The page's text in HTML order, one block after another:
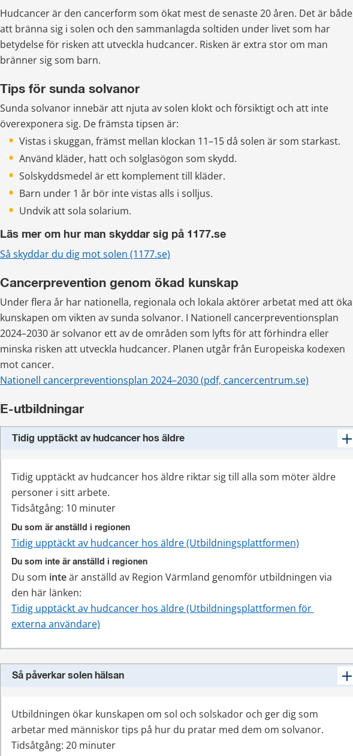
Hudcancer är den cancerform som ökat mest de senaste 20 åren. Det är både
att bränna sig i solen och den sammanlagda soltiden under livet som har
betydelse för risken att utveckla hudcancer. Risken är extra stor om man
bränner sig som barn.
Tips för sunda solvanor
Sunda solvanor innebär att njuta av solen klokt och försiktigt och att inte
överexponera sig. De främsta tipsen är:
Vistas i skuggan, främst mellan klockan 11–15 då solen är som starkast.
Använd kläder, hatt och solglasögon som skydd.
Solskyddsmedel är ett komplement till kläder.
Barn under 1 år bör inte vistas alls i solljus.
Undvik att sola solarium.
Läs mer om hur man skyddar sig på 1177.se
Så skyddar du dig mot solen (1177.se)
Cancerprevention genom ökad kunskap
Under flera år har nationella, regionala och lokala aktörer arbetat med att öka
kunskapen om vikten av sunda solvanor. I Nationell cancerpreventionsplan
2024–2030 är solvanor ett av de områden som lyfts för att förhindra eller
minska risken att utveckla hudcancer. Planen utgår från Europeiska kodexen
mot cancer.
Nationell cancerpreventionsplan 2024–2030 (pdf, cancercentrum.se)
E-utbildningar
Tidig upptäckt av hudcancer hos äldre
Tidig upptäckt av hudcancer hos äldre riktar sig till alla som möter äldre
personer i sitt arbete.
Tidsåtgång: 10 minuter
Du som är anställd i regionen
Tidig upptäckt av hudcancer hos äldre (Utbildningsplattformen)
Du som inte är anställd i regionen
Du som inte är anställd av Region Värmland genomför utbildningen via
den här länken:
Tidig upptäckt av hudcancer hos äldre (Utbildningsplattformen för
externa användare)
Så påverkar solen hälsan
Utbildningen ökar kunskapen om sol och solskador och ger dig som
arbetar med människor tips på hur du pratar med dem om solvanor.
Tidsåtgång: 20 minuter